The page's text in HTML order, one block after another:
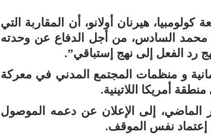
هيرنان أولانو، أن المقاربة التي
محمد السادس، من أجل الدفاع عن وحدته
رد الفعل إلى نهج إستباقي”.
و منظمات المجتمع المدني في معركة
أمريكا اللاتينية.
الماضي، إلى الإعلان عن دعمه الموصول
إعتماد نفس الموقف.